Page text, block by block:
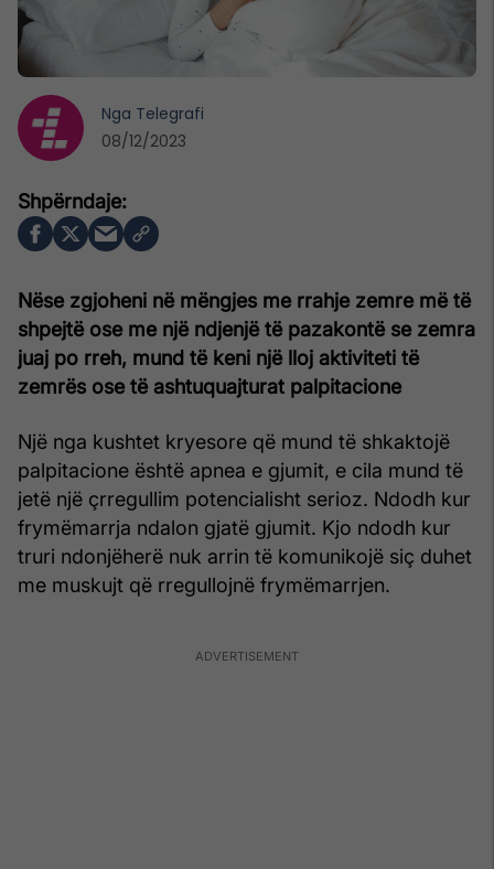
Nëse zgjoheni në mëngjes me rrahje zemre më të
shpejtë ose me një ndjenjë të pazakontë se zemra
juaj po rreh, mund të keni një lloj aktiviteti të
zemrës ose të ashtuquajturat palpitacione
Një nga kushtet kryesore që mund të shkaktojë
palpitacione është apnea e gjumit, e cila mund të
jetë një çrregullim potencialisht serioz. Ndodh kur
frymëmarrja ndalon gjatë gjumit. Kjo ndodh kur
truri ndonjëherë nuk arrin të komunikojë siç duhet
me muskujt që rregullojnë frymëmarrjen.
Nga Telegrafi
08/12/2023